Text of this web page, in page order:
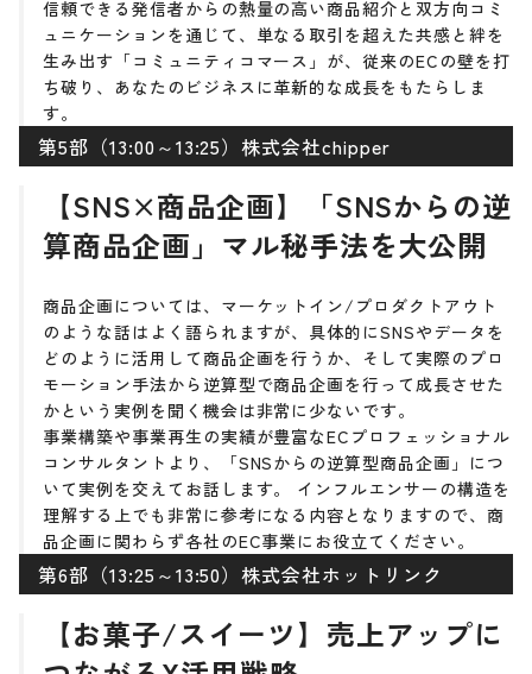
信頼できる発信者からの熱量の高い商品紹介と双方向コミ
ュニケーションを通じて、単なる取引を超えた共感と絆を
生み出す「コミュニティコマース」が、従来のECの壁を打
ち破り、あなたのビジネスに革新的な成長をもたらしま
す。
第5部（13:00～13:25）株式会社chipper
【SNS×商品企画】「SNSからの逆
算商品企画」マル秘手法を大公開
商品企画については、マーケットイン/プロダクトアウト
のような話はよく語られますが、具体的にSNSやデータを
どのように活用して商品企画を行うか、そして実際のプロ
モーション手法から逆算型で商品企画を行って成長させた
かという実例を聞く機会は非常に少ないです。
事業構築や事業再生の実績が豊富なECプロフェッショナル
コンサルタントより、「SNSからの逆算型商品企画」につ
いて実例を交えてお話します。 インフルエンサーの構造を
理解する上でも非常に参考になる内容となりますので、商
品企画に関わらず各社のEC事業にお役立てください。
第6部（13:25～13:50）株式会社ホットリンク
【お菓子/スイーツ】売上アップに